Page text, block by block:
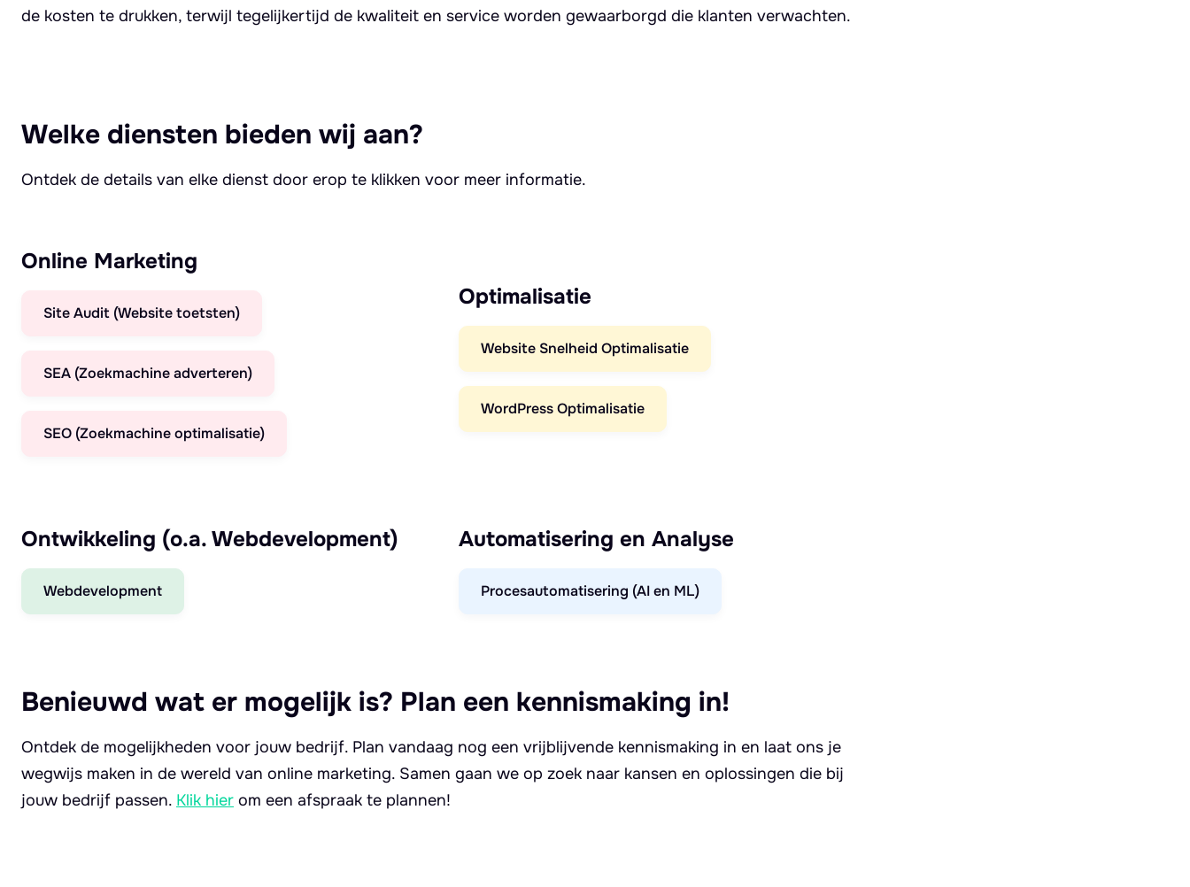
de kosten te drukken, terwijl tegelijkertijd de kwaliteit en service worden gewaarborgd die klanten verwachten.
Welke diensten bieden wij aan?
Ontdek de details van elke dienst door erop te klikken voor meer informatie.
Online Marketing
Site Audit (Website toetsten)
SEA (Zoekmachine adverteren)
SEO (Zoekmachine optimalisatie)
Optimalisatie
Website Snelheid Optimalisatie
WordPress Optimalisatie
Ontwikkeling (o.a. Webdevelopment)
Webdevelopment
Automatisering en Analyse
Procesautomatisering (AI en ML)
Benieuwd wat er mogelijk is? Plan een kennismaking in!
Ontdek de mogelijkheden voor jouw bedrijf. Plan vandaag nog een vrijblijvende kennismaking in en laat ons je
wegwijs maken in de wereld van online marketing. Samen gaan we op zoek naar kansen en oplossingen die bij
jouw bedrijf passen. Klik hier om een afspraak te plannen!